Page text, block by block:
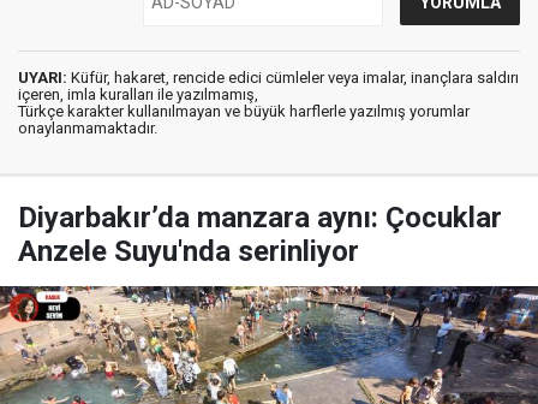
UYARI: Küfür, hakaret, rencide edici cümleler veya imalar, inançlara saldırı
içeren, imla kuralları ile yazılmamış,
Türkçe karakter kullanılmayan ve büyük harflerle yazılmış yorumlar
onaylanmamaktadır.
Diyarbakır’da manzara aynı: Çocuklar
Anzele Suyu'nda serinliyor